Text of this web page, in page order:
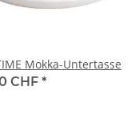
Mokka-Untertasse
CHF *